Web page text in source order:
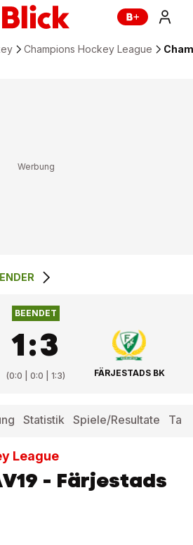
Champions Hockey League
BEENDET
1:3
(0:0 | 0:0 | 1:3) FÄRJESTADS BK
Statistik Spiele/Resultate
League
- Färjestads